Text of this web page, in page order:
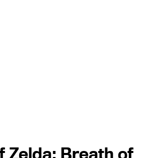
Zelda: Breath of